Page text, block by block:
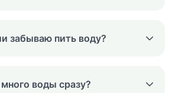
забываю пить воду?
воды сразу?